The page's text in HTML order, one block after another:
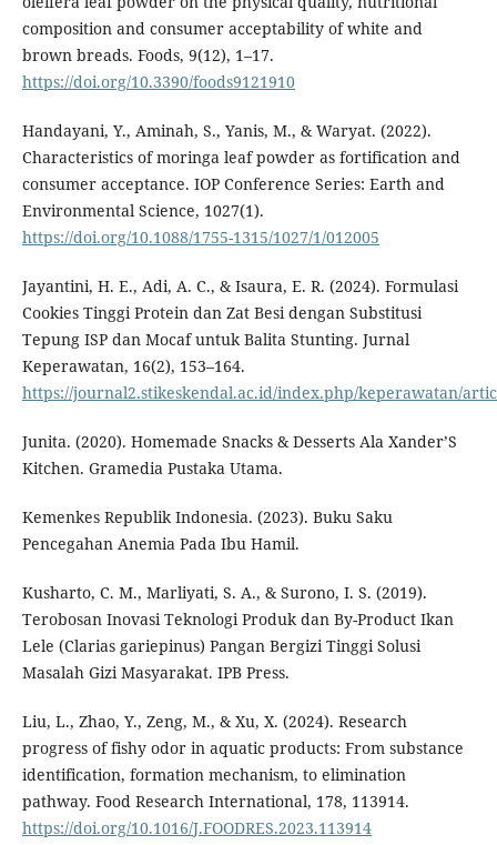
composition and consumer acceptability of white and
brown breads. Foods, 9(12), 1–17.
https://doi.org/10.3390/foods9121910
Handayani, Y., Aminah, S., Yanis, M., & Waryat. (2022).
Characteristics of moringa leaf powder as fortification and
consumer acceptance. IOP Conference Series: Earth and
Environmental Science, 1027(1).
https://doi.org/10.1088/1755-1315/1027/1/012005
Jayantini, H. E., Adi, A. C., & Isaura, E. R. (2024). Formulasi
Cookies Tinggi Protein dan Zat Besi dengan Substitusi
Tepung ISP dan Mocaf untuk Balita Stunting. Jurnal
Keperawatan, 16(2), 153–164.
https://journal2.stikeskendal.ac.id/index.php/keperawatan/
Junita. (2020). Homemade Snacks & Desserts Ala Xander’S
Kitchen. Gramedia Pustaka Utama.
Kemenkes Republik Indonesia. (2023). Buku Saku
Pencegahan Anemia Pada Ibu Hamil.
Kusharto, C. M., Marliyati, S. A., & Surono, I. S. (2019).
Terobosan Inovasi Teknologi Produk dan By-Product Ikan
Lele (Clarias gariepinus) Pangan Bergizi Tinggi Solusi
Masalah Gizi Masyarakat. IPB Press.
Liu, L., Zhao, Y., Zeng, M., & Xu, X. (2024). Research
progress of fishy odor in aquatic products: From substance
identification, formation mechanism, to elimination
pathway. Food Research International, 178, 113914.
https://doi.org/10.1016/J.FOODRES.2023.113914